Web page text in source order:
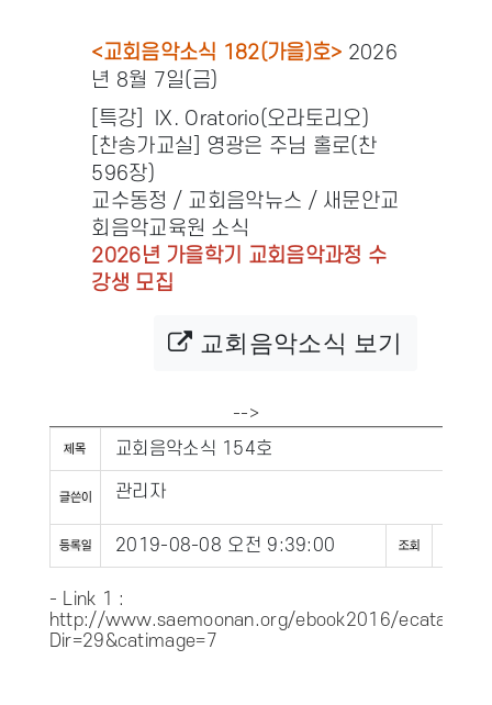
<교회음악소식 182(가을)호> 2026
년 8월 7일(금)
[특강] IX. Oratorio(오라토리오)
[찬송가교실] 영광은 주님 홀로(찬
596장)
교수동정 / 교회음악뉴스 / 새문안교
회음악교육원 소식
2026년 가을학기 교회음악과정 수
강생 모집
교회음악소식 보기
-->
교회음악소식 154호
관리자
2019-08-08 오전 9:39:00
- Link 1 :
http://www.saemoonan.org/ebook2016/
Dir=29&catimage=7